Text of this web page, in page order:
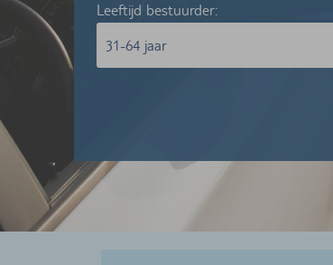
Leeftijd bestuurder:
31-64 jaar